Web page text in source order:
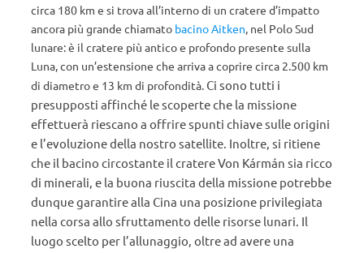
circa 180 km e si trova all’interno di un cratere d’impatto
ancora più grande chiamato bacino Aitken, nel Polo Sud
lunare: è il cratere più antico e profondo presente sulla
Luna, con un’estensione che arriva a coprire circa 2.500 km
di diametro e 13 km di profondità. Ci sono tutti i
presupposti affinché le scoperte che la missione
effettuerà riescano a offrire spunti chiave sulle origini
e l’evoluzione della nostro satellite. Inoltre, si ritiene
che il bacino circostante il cratere Von Kármán sia ricco
di minerali, e la buona riuscita della missione potrebbe
dunque garantire alla Cina una posizione privilegiata
nella corsa allo sfruttamento delle risorse lunari. Il
luogo scelto per l’allunaggio, oltre ad avere una